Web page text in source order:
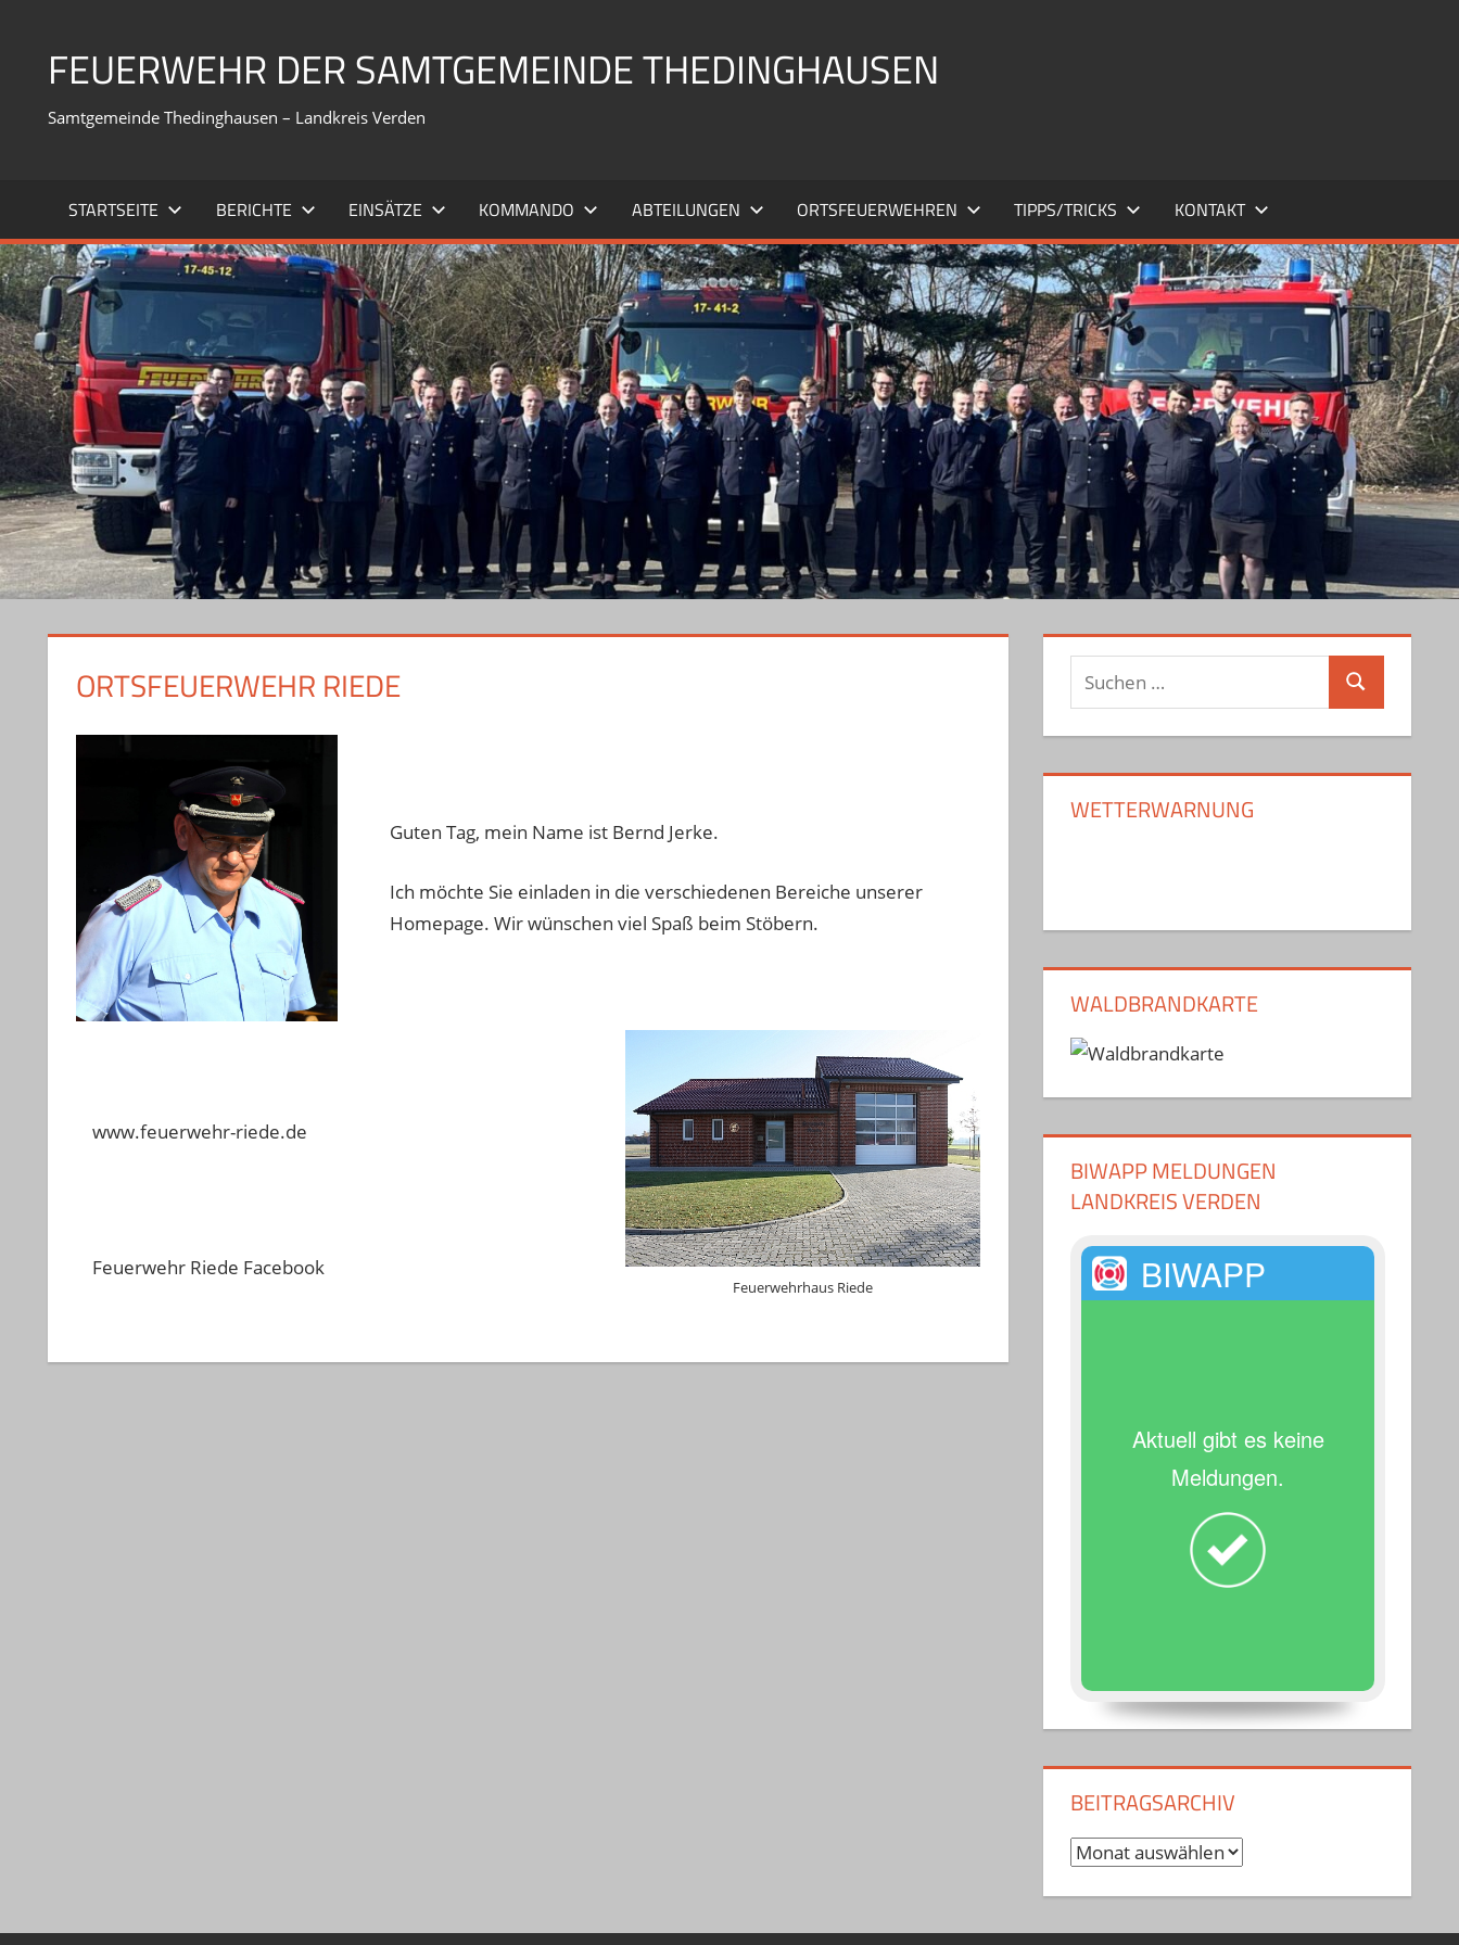
springenFEUERWEHR DER SAMTGEMEINDE THEDINGHAUSEN
Samtgemeinde Thedinghausen – Landkreis Verden
STARTSEITE BERICHTE EINSÄTZE KOMMANDO ABTEILUNGEN ORTSFEUERWEHREN TIPPS/TRICKS KONTAKT
ORTSFEUERWEHR RIEDE
Guten Tag, mein Name ist Bernd Jerke.
Ich möchte Sie einladen in die verschiedenen Bereiche unserer
Homepage. Wir wünschen viel Spaß beim Stöbern.
Feuerwehrhaus Riede
www.feuerwehr-riede.de
Feuerwehr Riede Facebook
Suchen
nach:
Suchen
WETTERWARNUNG
WALDBRANDKARTE
BIWAPP MELDUNGEN
LANDKREIS VERDEN
BIWAPP
Aktuell gibt es keine
Meldungen.
BEITRAGSARCHIV
Beitragsarchiv